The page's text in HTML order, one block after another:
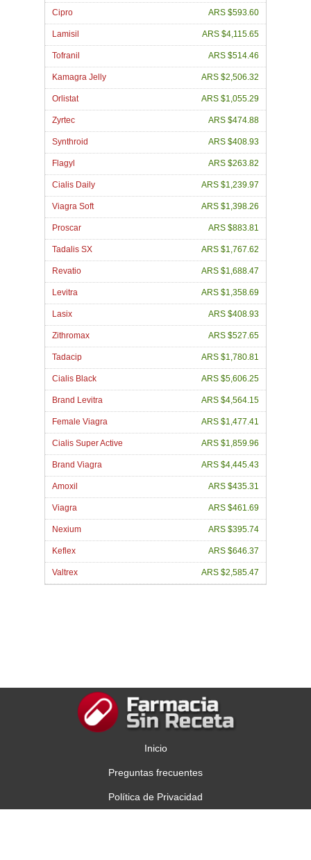
Cipro ARS $593.60
Lamisil ARS $4,115.65
Tofranil ARS $514.46
Kamagra Jelly ARS $2,506.32
Orlistat ARS $1,055.29
Zyrtec ARS $474.88
Synthroid ARS $408.93
Flagyl ARS $263.82
Cialis Daily ARS $1,239.97
Viagra Soft ARS $1,398.26
Proscar ARS $883.81
Tadalis SX ARS $1,767.62
Revatio ARS $1,688.47
Levitra ARS $1,358.69
Lasix ARS $408.93
Zithromax ARS $527.65
Tadacip ARS $1,780.81
Cialis Black ARS $5,606.25
Brand Levitra ARS $4,564.15
Female Viagra ARS $1,477.41
Cialis Super Active ARS $1,859.96
Brand Viagra ARS $4,445.43
Amoxil ARS $435.31
Viagra ARS $461.69
Nexium ARS $395.74
Keflex ARS $646.37
Valtrex ARS $2,585.47
Inicio
Preguntas frecuentes
Política de Privacidad